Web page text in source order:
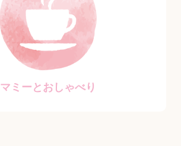
マミーとおしゃべり